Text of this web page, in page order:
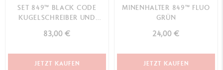
SET 849™ BLACK CODE
KUGELSCHREIBER UND
SONDEREDITION
83,00 €
JETZT KAUFEN
MINENHALTER 849™ FLUO
GRÜN
24,00 €
JETZT KAUFEN